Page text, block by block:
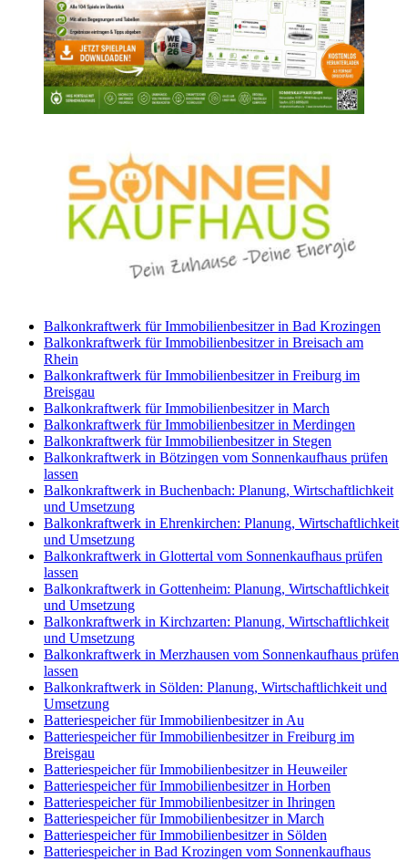
Balkonkraftwerk für Immobilienbesitzer in Bad Krozingen
Balkonkraftwerk für Immobilienbesitzer in Breisach am
Rhein
Balkonkraftwerk für Immobilienbesitzer in Freiburg im
Breisgau
Balkonkraftwerk für Immobilienbesitzer in March
Balkonkraftwerk für Immobilienbesitzer in Merdingen
Balkonkraftwerk für Immobilienbesitzer in Stegen
Balkonkraftwerk in Bötzingen vom Sonnenkaufhaus prüfen
lassen
Balkonkraftwerk in Buchenbach: Planung, Wirtschaftlichkeit
und Umsetzung
Balkonkraftwerk in Ehrenkirchen: Planung, Wirtschaftlichkeit
und Umsetzung
Balkonkraftwerk in Glottertal vom Sonnenkaufhaus prüfen
lassen
Balkonkraftwerk in Gottenheim: Planung, Wirtschaftlichkeit
und Umsetzung
Balkonkraftwerk in Kirchzarten: Planung, Wirtschaftlichkeit
und Umsetzung
Balkonkraftwerk in Merzhausen vom Sonnenkaufhaus prüfen
lassen
Balkonkraftwerk in Sölden: Planung, Wirtschaftlichkeit und
Umsetzung
Batteriespeicher für Immobilienbesitzer in Au
Batteriespeicher für Immobilienbesitzer in Freiburg im
Breisgau
Batteriespeicher für Immobilienbesitzer in Heuweiler
Batteriespeicher für Immobilienbesitzer in Horben
Batteriespeicher für Immobilienbesitzer in Ihringen
Batteriespeicher für Immobilienbesitzer in March
Batteriespeicher für Immobilienbesitzer in Sölden
Batteriespeicher in Bad Krozingen vom Sonnenkaufhaus